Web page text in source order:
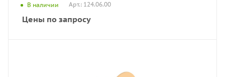
В наличии Арт.: 124.06.00
Цены по запросу